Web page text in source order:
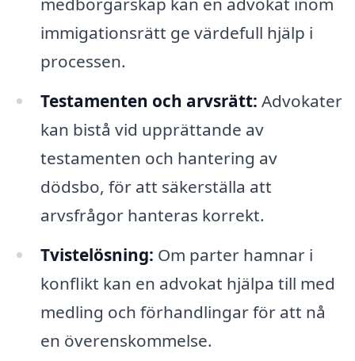
immigationsrätt ge värdefull hjälp i
processen.
Testamenten och arvsrätt: Advokater
kan bistå vid upprättande av
testamenten och hantering av
dödsbo, för att säkerställa att
arvsfrågor hanteras korrekt.
Tvistelösning: Om parter hamnar i
konflikt kan en advokat hjälpa till med
medling och förhandlingar för att nå
en överenskommelse.